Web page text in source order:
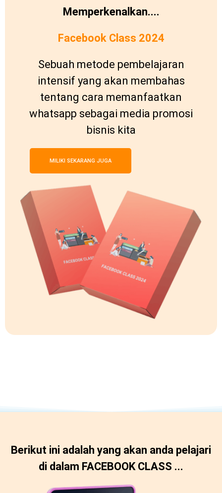
Memperkenalkan....
Facebook Class 2024
Sebuah metode pembelajaran
intensif yang akan membahas
tentang cara memanfaatkan
whatsapp sebagai media promosi
bisnis kita
MILIKI SEKARANG JUGA
Berikut ini adalah yang akan anda pelajari
di dalam FACEBOOK CLASS ...